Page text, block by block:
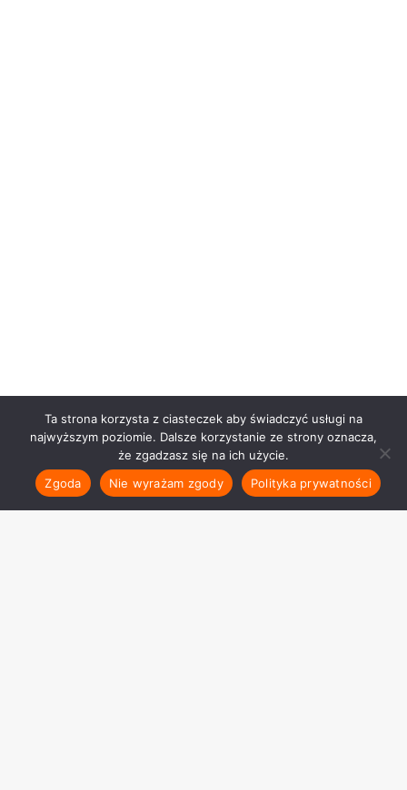
Ta strona korzysta z ciasteczek aby świadczyć usługi na
najwyższym poziomie. Dalsze korzystanie ze strony oznacza,
że zgadzasz się na ich użycie.
Zgoda
Nie wyrażam zgody Polityka prywatności